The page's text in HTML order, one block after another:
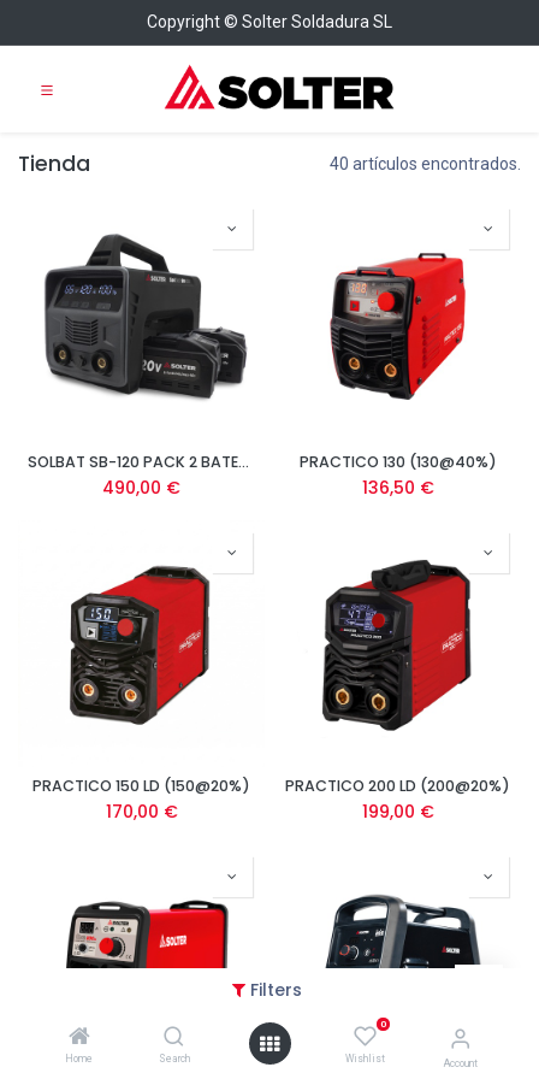
Filters
Home Search
0
Wishlist Account
Copyright © Solter Soldadura SL
Tienda 40 artículos encontrados.
SOLBAT SB-120 PACK 2 BATERÍAS
490,00 €
PRACTICO 130 (130@40%)
136,50 €
PRACTICO 150 LD (150@20%)
170,00 €
PRACTICO 200 LD (200@20%)
199,00 €